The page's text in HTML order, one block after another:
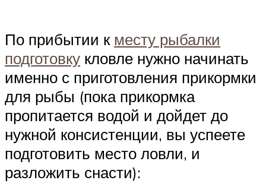
По прибытии к месту рыбалки
подготовку кловле нужно начинать
именно с приготовления прикормки
для рыбы (пока прикормка
пропитается водой и дойдет до
нужной консистенции, вы успеете
подготовить место ловли, и
разложить снасти):